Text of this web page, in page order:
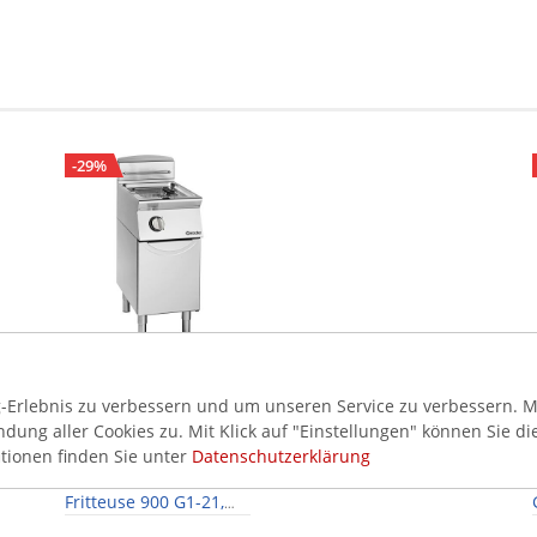
-29%
2.899,00 €
4.049,00 €
3.449,81 €inkl. MwSt.
Fritteuse 900 G1-21,
zu verbessern und um unseren Service zu verbessern.
aller Cookies zu. Mit Klick auf "Einstellungen" können Sie
finden Sie unter Datenschutzerklärung